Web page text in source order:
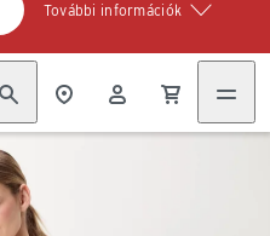
További információk